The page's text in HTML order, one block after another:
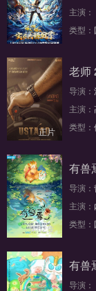
第153集
主演：
类型：
正片
老师
导演：
主演：
类型：
第62集
有兽
导演：
主演：
类型：
有兽
导演：